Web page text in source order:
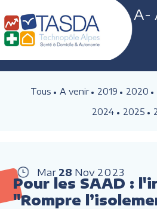
A-
Tous A venir 2019 2020
2024
2025
Mar 28 Nov 2023
Pour les SAAD :
"Rompre